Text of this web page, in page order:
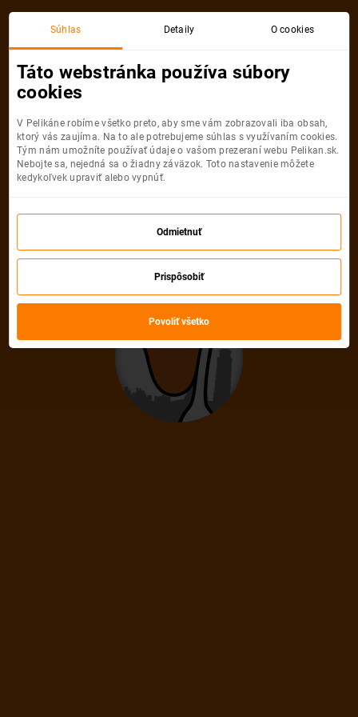
Akciová letenka
už nie je dostupná
Vybrať inú akciovú letenku
Súhlas Detaily O cookies
Táto webstránka používa súbory
cookies
V Pelikáne robíme všetko preto, aby sme vám zobrazovali iba obsah,
ktorý vás zaujíma. Na to ale potrebujeme súhlas s využívaním cookies.
Tým nám umožníte používať údaje o vašom prezeraní webu Pelikan.sk.
Nebojte sa, nejedná sa o žiadny záväzok. Toto nastavenie môžete
kedykoľvek upraviť alebo vypnúť.
Odmietnuť
Prispôsobiť
Povoliť všetko